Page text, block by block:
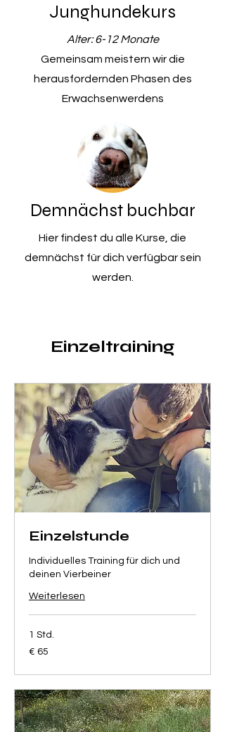
Junghundekurs
Alter: 6-12 Monate
Gemeinsam meistern wir die
herausfordernden Phasen des
Erwachsenwerdens
Demnächst buchbar
Hier findest du alle Kurse, die
demnächst für dich verfügbar sein
werden.
Einzeltraining
Einzelstunde
Individuelles Training für dich und
deinen Vierbeiner
Weiterlesen
1 Std.
65
Euro
€ 65